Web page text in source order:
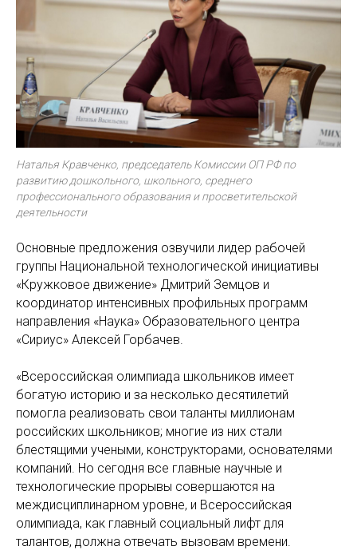
Наталья Кравченко, председатель Комиссии ОП РФ по
развитию дошкольного, школьного, среднего
профессионального образования и просветительской
деятельности
Основные предложения озвучили лидер рабочей
группы Национальной технологической инициативы
«Кружковое движение» Дмитрий Земцов и
координатор интенсивных профильных программ
направления «Наука» Образовательного центра
«Сириус» Алексей Горбачев.
«Всероссийская олимпиада школьников имеет
богатую историю и за несколько десятилетий
помогла реализовать свои таланты миллионам
российских школьников; многие из них стали
блестящими учеными, конструкторами, основателями
компаний. Но сегодня все главные научные и
технологические прорывы совершаются на
междисциплинарном уровне, и Всероссийская
олимпиада, как главный социальный лифт для
талантов, должна отвечать вызовам времени.